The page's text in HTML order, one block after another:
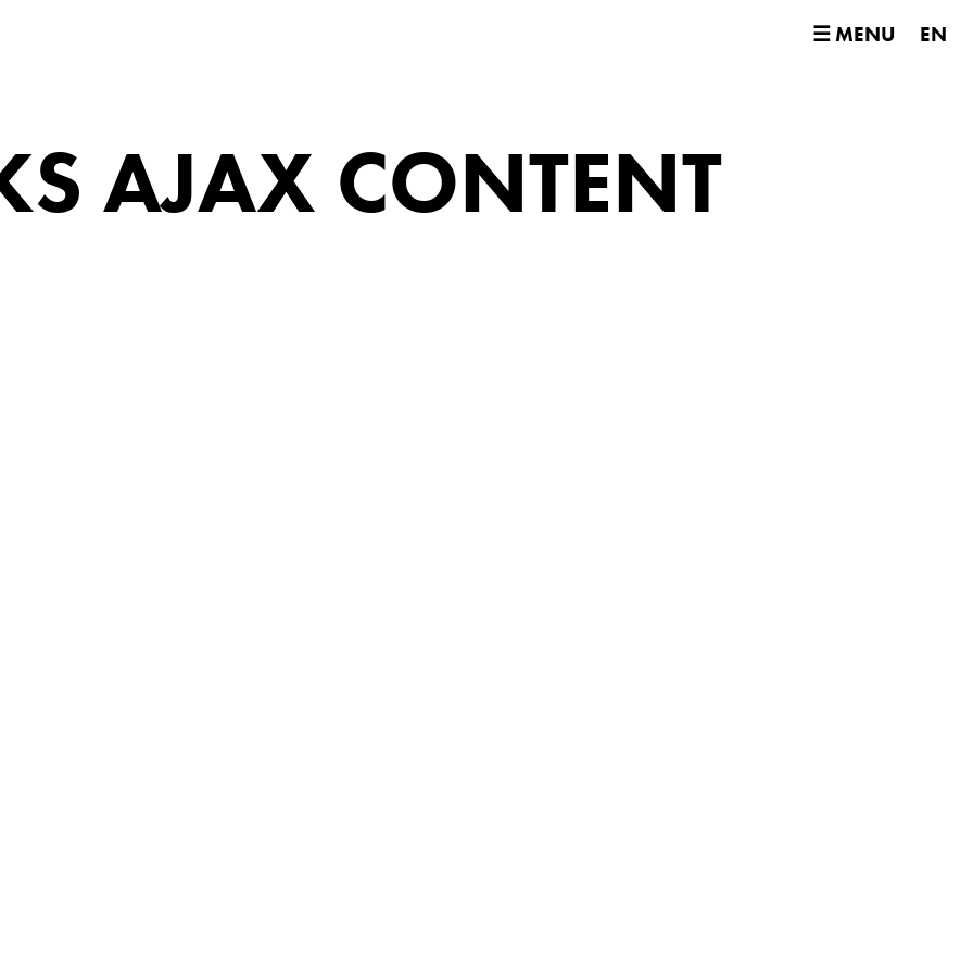
☰ MENU
AJAX CONTENT
EN